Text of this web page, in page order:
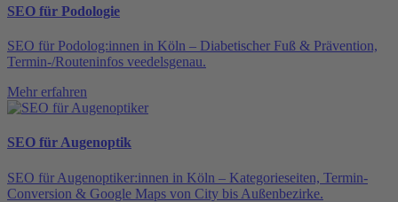
SEO für Podologie
SEO für Podolog:innen in Köln – Diabetischer Fuß & Prävention,
Termin-/Routeninfos veedelsgenau.
Mehr erfahren
SEO für Augenoptik
SEO für Augenoptiker:innen in Köln – Kategorieseiten, Termin-
Conversion & Google Maps von City bis Außenbezirke.